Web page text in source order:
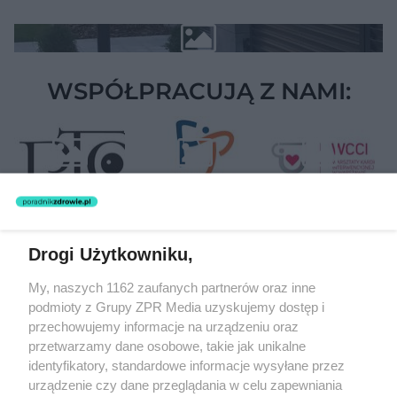
WSPÓŁPRACUJĄ Z NAMI:
Żaden utwór zamieszczony w serwisie nie może być powielany i
rozpowszechniany lub dalej rozpowszechniany w jakikolwiek sposób
(w tym także elektroniczny lub mechaniczny) na jakimkolwiek polu
eksploatacji w jakiejkolwiek formie, włącznie z umieszczaniem w
Internecie bez pisemnej zgody właściciela praw. Jakiekolwiek użycie
lub wykorzystanie utworów w całości lub w części z naruszeniem
prawa, tzn. bez właściwej zgody, jest zabronione pod groźbą kary i
może być ścigane prawnie.
Drogi Użytkowniku,
My, naszych 1162 zaufanych partnerów oraz inne
podmioty z Grupy ZPR Media uzyskujemy dostęp i
przechowujemy informacje na urządzeniu oraz
przetwarzamy dane osobowe, takie jak unikalne
identyfikatory, standardowe informacje wysyłane przez
urządzenie czy dane przeglądania w celu zapewniania